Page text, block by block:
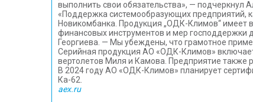
выполнить свои обязательства», — подчеркнул
«Поддержка системообразующих предприятий,
Новикомбанка. Продукция „ОДК-Климов“ имеет
финансовых инструментов и мер господдержки
Георгиева. — Мы убеждены, что грамотное
Серийная продукция АО «ОДК-Климов»
вертолетов Миля и Камова. Предприятие также
В 2024 году АО «ОДК-Климов» планирует
Ка-62.
aex.ru